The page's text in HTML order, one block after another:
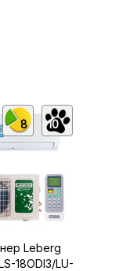
8 10
Leberg
18ODI3/LU-